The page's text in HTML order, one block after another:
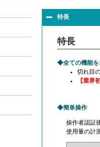
特長
特長
全ての機能
切れ目
【業界
簡単操作
操作者認証
使用量の計